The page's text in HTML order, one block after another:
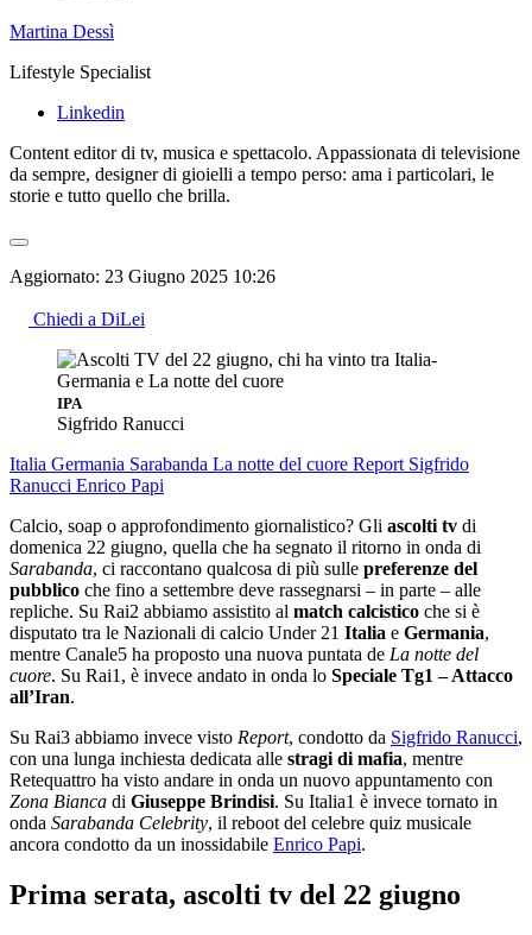
Martina Dessì
Lifestyle Specialist
Linkedin
Content editor di tv, musica e spettacolo. Appassionata di televisione
da sempre, designer di gioielli a tempo perso: ama i particolari, le
storie e tutto quello che brilla.
Aggiornato: 23 Giugno 2025 10:26
Chiedi a DiLei
IPA
Sigfrido Ranucci
Italia Germania Sarabanda La notte del cuore Report Sigfrido
Ranucci Enrico Papi
Calcio, soap o approfondimento giornalistico? Gli ascolti tv di
domenica 22 giugno, quella che ha segnato il ritorno in onda di
Sarabanda, ci raccontano qualcosa di più sulle preferenze del
pubblico che fino a settembre deve rassegnarsi – in parte – alle
repliche. Su Rai2 abbiamo assistito al match calcistico che si è
disputato tra le Nazionali di calcio Under 21 Italia e Germania,
mentre Canale5 ha proposto una nuova puntata de La notte del
cuore. Su Rai1, è invece andato in onda lo Speciale Tg1 – Attacco
all’Iran.
Su Rai3 abbiamo invece visto Report, condotto da Sigfrido Ranucci,
con una lunga inchiesta dedicata alle stragi di mafia, mentre
Retequattro ha visto andare in onda un nuovo appuntamento con
Zona Bianca di Giuseppe Brindisi. Su Italia1 è invece tornato in
onda Sarabanda Celebrity, il reboot del celebre quiz musicale
ancora condotto da un inossidabile Enrico Papi.
Prima serata, ascolti tv del 22 giugno